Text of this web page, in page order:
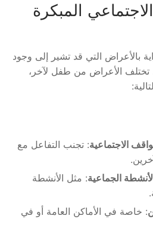
المبكرة
بالأعراض التي قد تشير إلى وجود
الأعراض من طفل لآخر،
الاجتماعية: تجنب التفاعل مع
الجماعية: مثل الأنشطة
: خاصة في الأماكن العامة أو في